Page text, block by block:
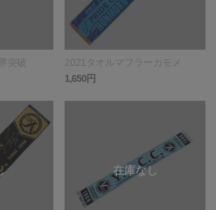
突破
2021タオルマフラーカモメ
1,650円